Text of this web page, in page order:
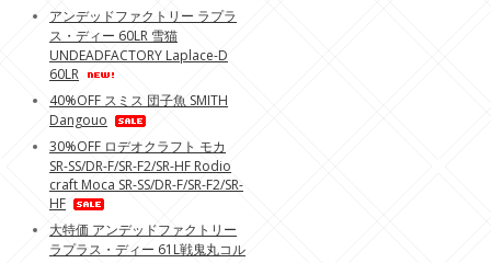
アンデッドファクトリー ラプラ
ス・ディー 60LR 雪猫
UNDEADFACTORY Laplace-D
60LR
40%OFF スミス 団子魚 SMITH
Dangouo
30%OFF ロデオクラフト モカ
SR-SS/DR-F/SR-F2/SR-HF Rodio
craft Moca SR-SS/DR-F/SR-F2/SR-
HF
大特価 アンデッドファクトリー
ラプラス・ディー 61L戦鬼丸コル